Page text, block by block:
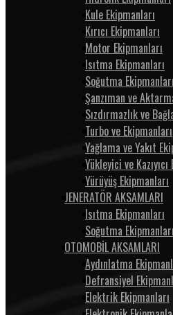
Kule Ekipmanları
Kırıcı Ekipmanları
Motor Ekipmanları
Isıtma Ekipmanları
Soğutma Ekipmanları
Şanzıman ve
Sızdırmazlık ve
Turbo ve Ekipmanları
Yağlama ve Yakıt
Yükleyici ve
Yürüyüş Ekipmanları
JENERATÖR AKSAMLARI
Isıtma Ekipmanları
Soğutma Ekipmanları
OTOMOBİL AKSAMLARI
Aydınlatma
Defransiyel
Elektrik Ekipmanları